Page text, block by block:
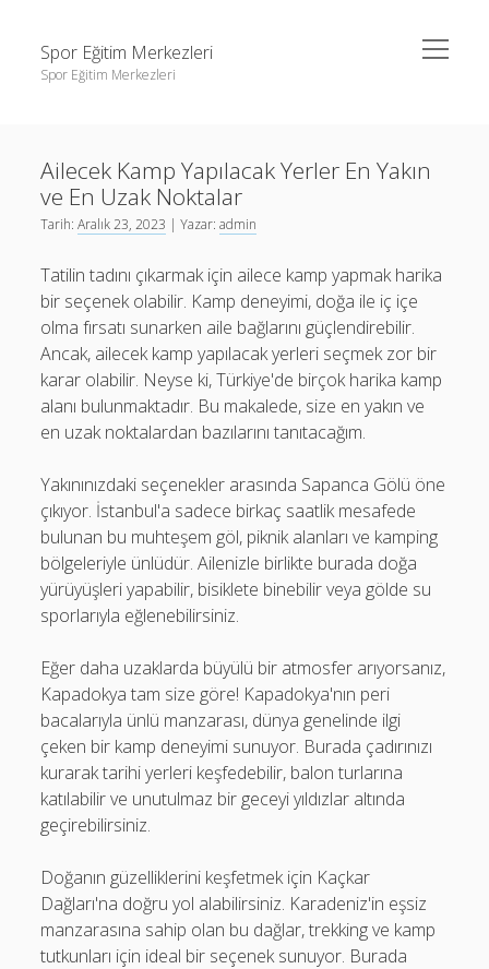
Spor Eğitim Merkezleri
Spor Eğitim Merkezleri
menüyü
aç
Sayfa Listesi
Şifresiz Instagram Beğeni Arttırma
Liste
Şifresiz Instagram Beğeni Arttırma
Tiktok Yorum Yükleme Bedava
Ailecek Kamp Yapılacak Yerler En Yakın
ve En Uzak Noktalar
Tarih:Aralık 23, 2023 | Yazar:admin
Tatilin tadını çıkarmak için ailece kamp yapmak harika
bir seçenek olabilir. Kamp deneyimi, doğa ile iç içe
olma fırsatı sunarken aile bağlarını güçlendirebilir.
Ancak, ailecek kamp yapılacak yerleri seçmek zor bir
karar olabilir. Neyse ki, Türkiye'de birçok harika kamp
alanı bulunmaktadır. Bu makalede, size en yakın ve
en uzak noktalardan bazılarını tanıtacağım.
Yakınınızdaki seçenekler arasında Sapanca Gölü öne
çıkıyor. İstanbul'a sadece birkaç saatlik mesafede
bulunan bu muhteşem göl, piknik alanları ve kamping
bölgeleriyle ünlüdür. Ailenizle birlikte burada doğa
yürüyüşleri yapabilir, bisiklete binebilir veya gölde su
sporlarıyla eğlenebilirsiniz.
Eğer daha uzaklarda büyülü bir atmosfer arıyorsanız,
Kapadokya tam size göre! Kapadokya'nın peri
bacalarıyla ünlü manzarası, dünya genelinde ilgi
çeken bir kamp deneyimi sunuyor. Burada çadırınızı
kurarak tarihi yerleri keşfedebilir, balon turlarına
katılabilir ve unutulmaz bir geceyi yıldızlar altında
geçirebilirsiniz.
Doğanın güzelliklerini keşfetmek için Kaçkar
Dağları'na doğru yol alabilirsiniz. Karadeniz'in eşsiz
manzarasına sahip olan bu dağlar, trekking ve kamp
tutkunları için ideal bir seçenek sunuyor. Burada